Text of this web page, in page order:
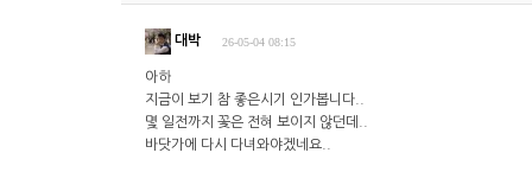
대박 26-05-04 08:15
아하
지금이 보기 참 좋은시기 인가봅니다..
몇 일전까지 꽃은 전혀 보이지 않던데..
바닷가에 다시 다녀와야겠네요..